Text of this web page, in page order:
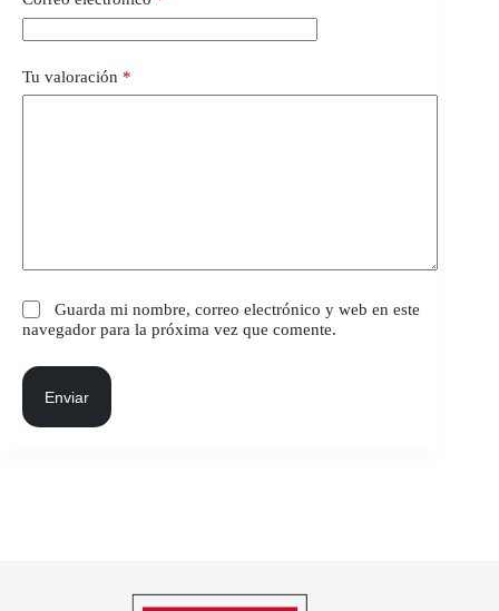
Tu valoración *
Guarda mi nombre, correo electrónico y web en este
navegador para la próxima vez que comente.
Enviar